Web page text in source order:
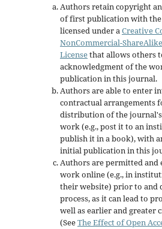
Authors retain copyright
of first publication with
licensed under aCreative
NonCommercial-
Licensethat allows others
acknowledgment of the
publication in this journal.
Authors are able to enter
contractual arrangements
distribution of the
work (e.g., post it to an
publish it in a book), with
initial publication in this
Authors are permitted and
work online (e.g., in
their website) prior to and
process, as it can lead to
well as earlier and greater
(SeeThe Effect of Open